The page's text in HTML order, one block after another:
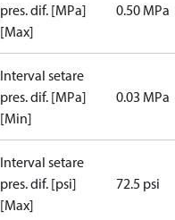
pres. dif. [MPa]
[Max]
0.50 MPa
Interval setare
pres. dif. [MPa]
[Min]
0.03 MPa
Interval setare
pres. dif. [psi]
[Max]
72.5 psi